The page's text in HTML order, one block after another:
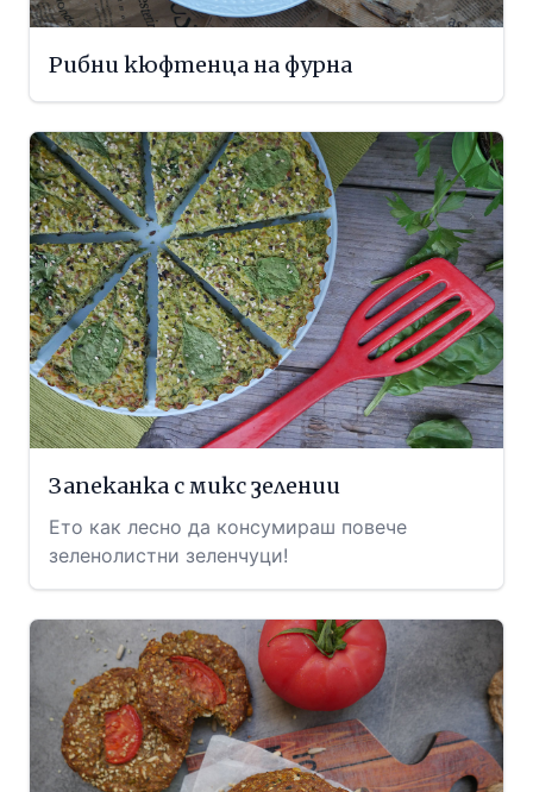
Рибни кюфтенца на фурна
Запеканка с микс зелении
Ето как лесно да консумираш повече
зеленолистни зеленчуци!